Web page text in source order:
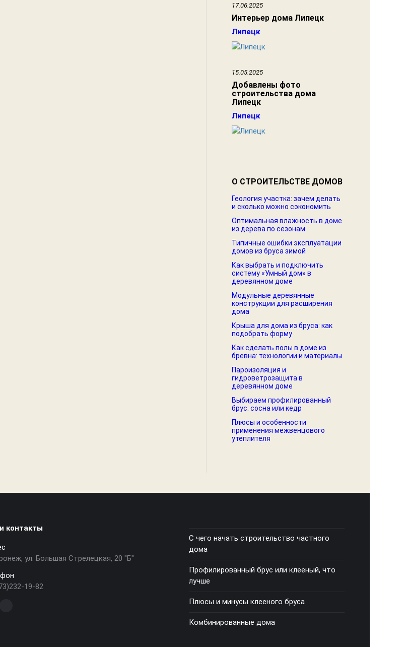
17.06.2025
Интерьер дома Липецк
Липецк
15.05.2025
Добавлены фото
строительства дома
Липецк
Липецк
О СТРОИТЕЛЬСТВЕ ДОМОВ
Геология участка: зачем делать
и сколько можно сэкономить
Оптимальная влажность в доме
из дерева по сезонам
Типичные ошибки эксплуатации
домов из бруса зимой
Как выбрать и подключить
систему «Умный дом» в
деревянном доме
Модульные деревянные
конструкции для расширения
дома
Крыша для дома из бруса: как
подобрать форму
Как сделать полы в доме из
бревна: технологии и материалы
Пароизоляция и
гидроветрозащита в
деревянном доме
Выбираем профилированный
брус: сосна или кедр
Плюсы и особенности
применения межвенцового
утеплителя
контакты
ул. Большая Стрелецкая, 20 "Б"
19-82
С чего начать строительство частного
дома
Профилированный брус или клееный, что
лучше
Плюсы и минусы клееного бруса
Комбинированные дома